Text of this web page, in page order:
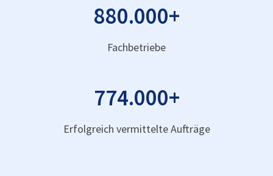
880.000+
Fachbetriebe
774.000+
Erfolgreich vermittelte Aufträge